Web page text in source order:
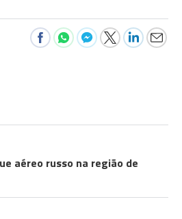
aéreo russo na região de